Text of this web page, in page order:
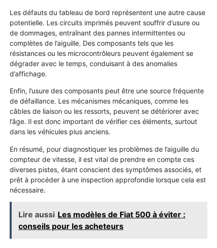
Les défauts du tableau de bord représentent une autre cause
potentielle. Les circuits imprimés peuvent souffrir d’usure ou
de dommages, entraînant des pannes intermittentes ou
complètes de l’aiguille. Des composants tels que les
résistances ou les microcontrôleurs peuvent également se
dégrader avec le temps, conduisant à des anomalies
d’affichage.
Enfin, l’usure des composants peut être une source fréquente
de défaillance. Les mécanismes mécaniques, comme les
câbles de liaison ou les ressorts, peuvent se détériorer avec
l’âge. Il est donc important de vérifier ces éléments, surtout
dans les véhicules plus anciens.
En résumé, pour diagnostiquer les problèmes de l’aiguille du
compteur de vitesse, il est vital de prendre en compte ces
diverses pistes, étant conscient des symptômes associés, et
prêt à procéder à une inspection approfondie lorsque cela est
nécessaire.
Lire aussi Les modèles de Fiat 500 à éviter :
conseils pour les acheteurs